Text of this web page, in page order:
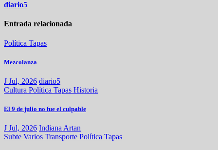
diario5
Entrada relacionada
Política Tapas
Mezcolanza
J Jul, 2026 diario5
Cultura Política Tapas Historia
El 9 de julio no fue el culpable
J Jul, 2026 Indiana Artan
Subte Varios Transporte Política Tapas